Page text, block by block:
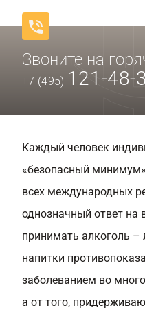
Звоните на
+7 (495) 121-48-
Каждый человек
«безопасный
всех международных
однозначный ответ на
принимать алкоголь
напитки
заболеванием во
а от того,